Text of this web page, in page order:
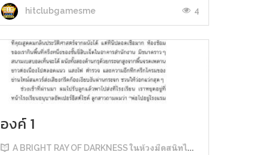
hitclubgamesme 4
องค์ 1
A BRIGHT RAY OF DARKNESS ในห้วงมืดสนิทไม่มิดแสง